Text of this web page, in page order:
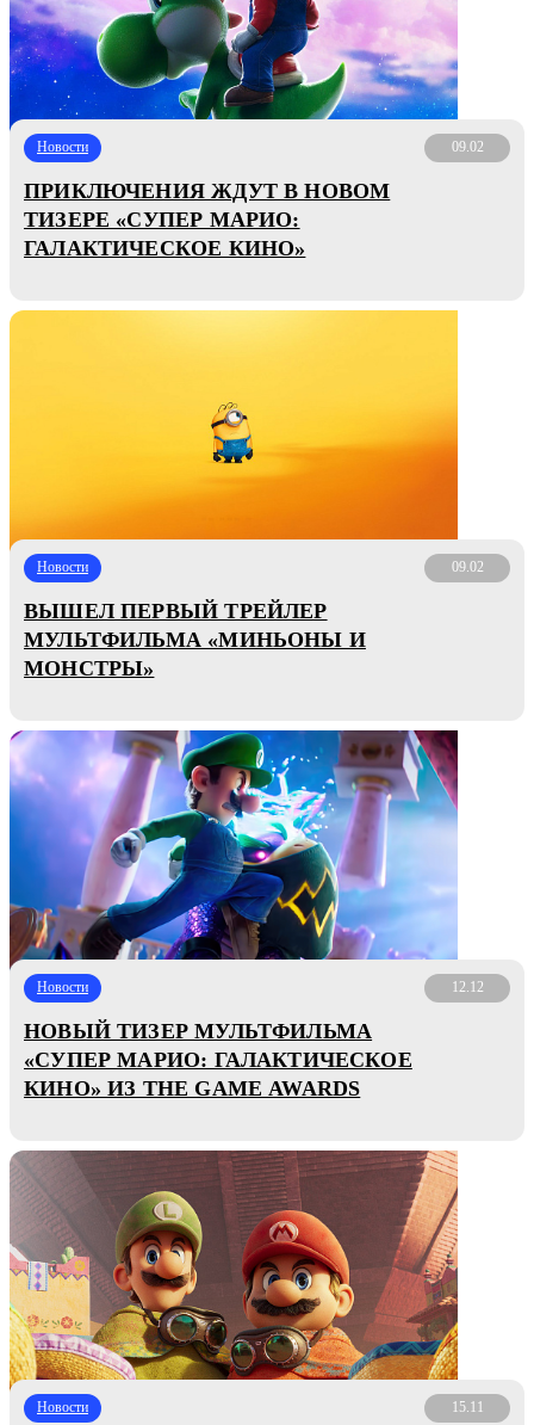
Новости 09.02
ПРИКЛЮЧЕНИЯ ЖДУТ В НОВОМ
ТИЗЕРЕ «СУПЕР МАРИО:
ГАЛАКТИЧЕСКОЕ КИНО»
Новости 09.02
ВЫШЕЛ ПЕРВЫЙ ТРЕЙЛЕР
МУЛЬТФИЛЬМА «МИНЬОНЫ И
МОНСТРЫ»
Новости 12.12
НОВЫЙ ТИЗЕР МУЛЬТФИЛЬМА
«СУПЕР МАРИО: ГАЛАКТИЧЕСКОЕ
КИНО» ИЗ THE GAME AWARDS
Новости 15.11